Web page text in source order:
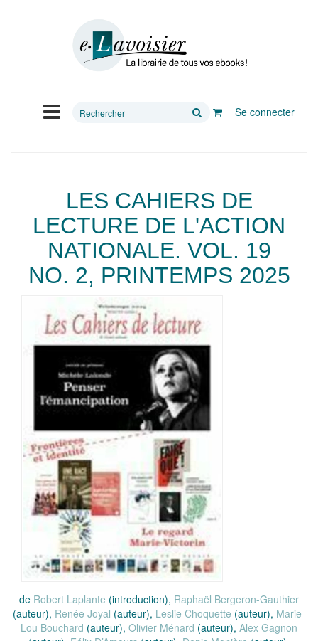
Rechercher
Se connecter
LES CAHIERS DE
LECTURE DE L'ACTION
NATIONALE. VOL. 19
NO. 2, PRINTEMPS 2025
de Robert Laplante (introduction), Raphaël Bergeron-Gauthier
(auteur), Renée Joyal (auteur), Leslie Choquette (auteur), Marie-
Lou Bouchard (auteur), Olivier Ménard (auteur), Alex Gagnon